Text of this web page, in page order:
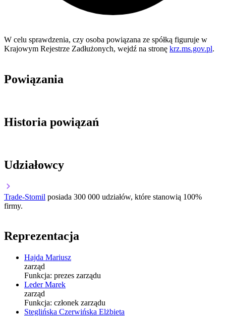
W celu sprawdzenia, czy osoba powiązana ze spółką figuruje w
Krajowym Rejestrze Zadłużonych, wejdź na stronę krz.ms.gov.pl.
Powiązania
Historia powiązań
Udziałowcy
Trade-Stomil posiada 300 000 udziałów, które stanowią 100%
firmy.
Reprezentacja
Hajda Mariusz
zarząd
Funkcja: prezes zarządu
Leder Marek
zarząd
Funkcja: członek zarządu
Steglińska Czerwińska Elżbieta